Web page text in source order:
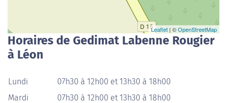
Leaflet | ©OpenStreetMap
Horaires de Gedimat Labenne Rougier
à Léon
Lundi
07h30 à 12h00 et 13h30 à 18h00
Mardi
07h30 à 12h00 et 13h30 à 18h00